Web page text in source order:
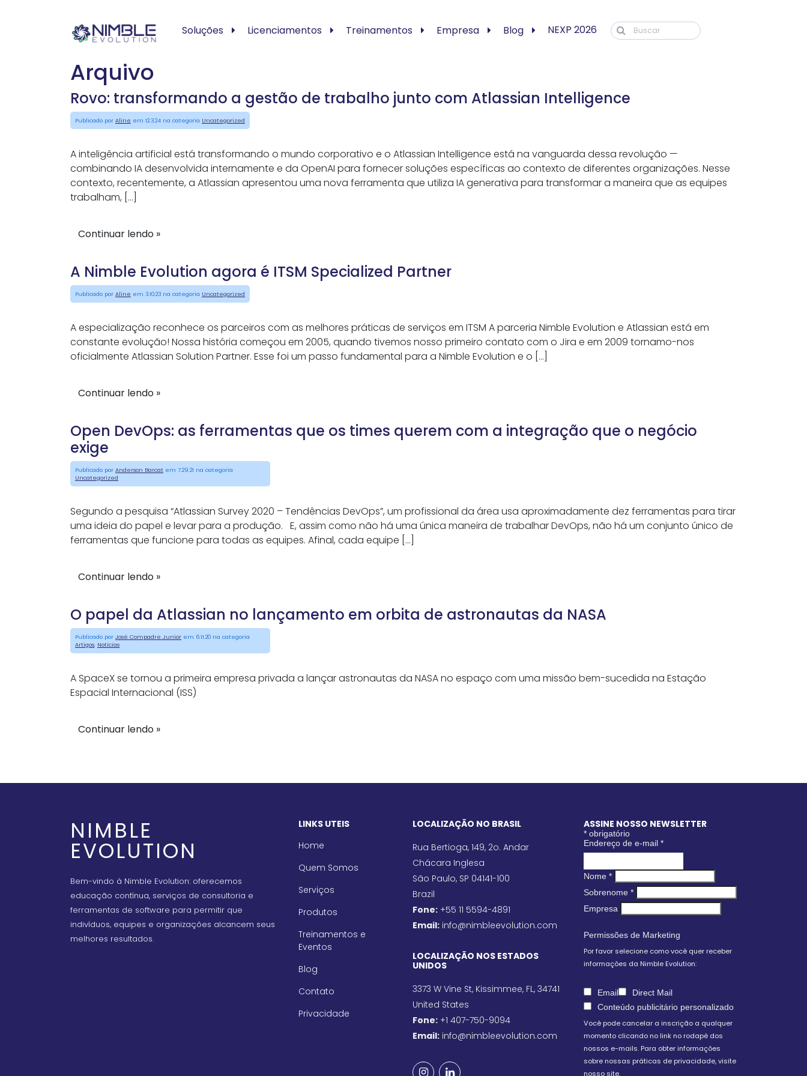
Soluções Licenciamentos Treinamentos Empresa Blog NEXP 2026
Arquivo
Rovo: transformando a gestão de trabalho junto com Atlassian Intelligence
Publicado por Aline em 12.3.24 na categoria Uncategorized
A inteligência artificial está transformando o mundo corporativo e o Atlassian Intelligence está na vanguarda dessa revolução —
combinando IA desenvolvida internamente e da OpenAI para fornecer soluções específicas ao contexto de diferentes organizações. Nesse
contexto, recentemente, a Atlassian apresentou uma nova ferramenta que utiliza IA generativa para transformar a maneira que as equipes
trabalham, […]
Continuar lendo »
A Nimble Evolution agora é ITSM Specialized Partner
Publicado por Aline em 3.10.23 na categoria Uncategorized
A especialização reconhece os parceiros com as melhores práticas de serviços em ITSM A parceria Nimble Evolution e Atlassian está em
constante evolução! Nossa história começou em 2005, quando tivemos nosso primeiro contato com o Jira e em 2009 tornamo-nos
oficialmente Atlassian Solution Partner. Esse foi um passo fundamental para a Nimble Evolution e o […]
Continuar lendo »
Open DevOps: as ferramentas que os times querem com a integração que o negócio
exige
Publicado por Anderson Barcat em 7.29.21 na categoria
Uncategorized
Segundo a pesquisa “Atlassian Survey 2020 – Tendências DevOps”, um profissional da área usa aproximadamente dez ferramentas para tirar
uma ideia do papel e levar para a produção. E, assim como não há uma única maneira de trabalhar DevOps, não há um conjunto único de
ferramentas que funcione para todas as equipes. Afinal, cada equipe […]
Continuar lendo »
O papel da Atlassian no lançamento em orbita de astronautas da NASA
Publicado por José Compadre Junior em 6.11.20 na categoria
Artigos, Notícias
A SpaceX se tornou a primeira empresa privada a lançar astronautas da NASA no espaço com uma missão bem-sucedida na Estação
Espacial Internacional (ISS)
Continuar lendo »
NIMBLE
EVOLUTION
Bem-vindo à Nimble Evolution: oferecemos
educação contínua, serviços de consultoria e
ferramentas de software para permitir que
indivíduos, equipes e organizações alcancem seus
melhores resultados.
LINKS UTEIS
Home
Quem Somos
Serviços
Produtos
Treinamentos e
Eventos
Blog
Contato
Privacidade
LOCALIZAÇÃO NO BRASIL
Rua Bertioga, 149, 2o. Andar
Chácara Inglesa
São Paulo, SP 04141-100
Brazil
Fone: +55 11 5594-4891
Email: info@nimbleevolution.com
LOCALIZAÇÃO NOS ESTADOS
UNIDOS
3373 W Vine St, Kissimmee, FL, 34741
United States
Fone: +1 407-750-9094
Email: info@nimbleevolution.com
ASSINE NOSSO NEWSLETTER
* obrigatório
Endereço de e-mail *
Nome *
Sobrenome *
Empresa
Permissões de Marketing
Por favor selecione como você quer receber
informações da Nimble Evolution:
Email
Direct Mail
Conteúdo publicitário personalizado
Você pode cancelar a inscrição a qualquer
momento clicando no link no rodapé dos
nossos e-mails. Para obter informações
sobre nossas práticas de privacidade, visite
nosso site.